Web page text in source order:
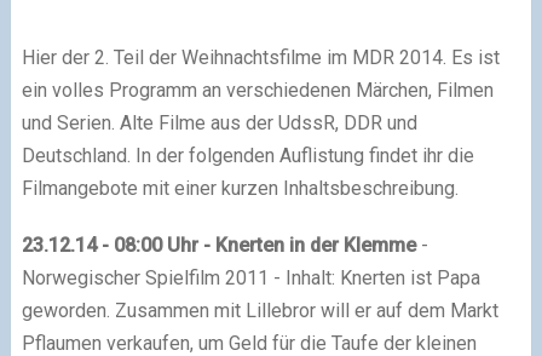
Hier der 2. Teil der Weihnachtsfilme im MDR 2014. Es ist
ein volles Programm an verschiedenen Märchen, Filmen
und Serien. Alte Filme aus der UdssR, DDR und
Deutschland. In der folgenden Auflistung findet ihr die
Filmangebote mit einer kurzen Inhaltsbeschreibung.
23.12.14 - 08:00 Uhr - Knerten in der Klemme-
Norwegischer Spielfilm 2011 - Inhalt: Knerten ist Papa
geworden. Zusammen mit Lillebror will er auf dem Markt
Pflaumen verkaufen, um Geld für die Taufe der kleinen